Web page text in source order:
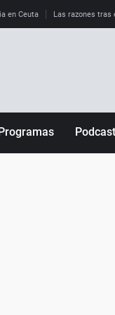
en Ceuta Las razones tras
Podcast